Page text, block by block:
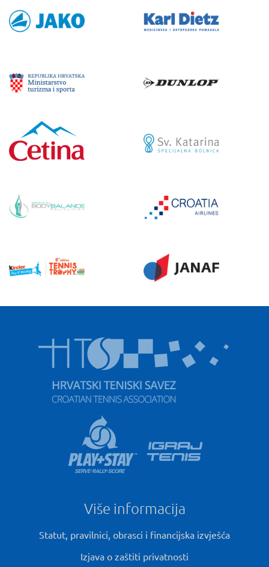
Više informacija
Statut, pravilnici, obrasci i financijska izvješća
Izjava o zaštiti privatnosti